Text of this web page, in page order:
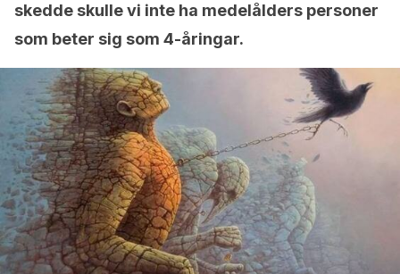
skedde skulle vi inte ha medelålders personer
som beter sig som 4-åringar.